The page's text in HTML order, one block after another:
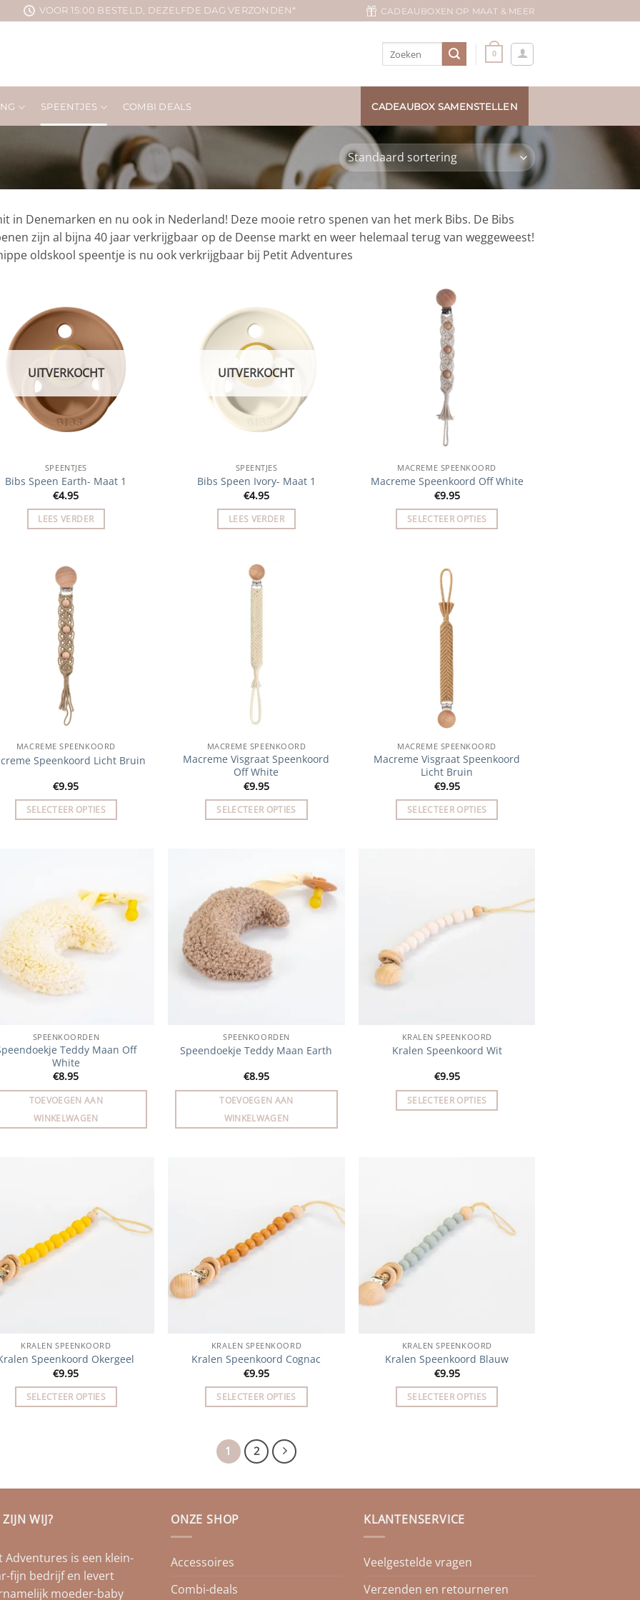
VOOR 15:00 BESTELD, DEZELFDE DAG VERZONDEN* CADEAUBOXEN OP MAAT & MEER
Zoeken
naar:
0
SPEENTJES CADEAUBOX SAMENSTELLEN
COMBI DEALS
in Denemarken en nu ook in Nederland! Deze mooie retro spenen van het merk Bibs. De Bibs
zijn al bijna 40 jaar verkrijgbaar op de Deense markt en weer helemaal terug van weggeweest!
oldskool speentje is nu ook verkrijgbaar bij Petit Adventures
UITVERKOCHT
SPEENTJES
Bibs Speen Earth- Maat 1
€4.95
LEES VERDER
UITVERKOCHT
SPEENTJES
Bibs Speen Ivory- Maat 1
€4.95
LEES VERDER
MACREME SPEENKOORD
Macreme Speenkoord Off White
€9.95
SELECTEER OPTIES
MACREME SPEENKOORD
Speenkoord Licht Bruin
€9.95
SELECTEER OPTIES
MACREME SPEENKOORD
Macreme Visgraat Speenkoord
Off White
€9.95
SELECTEER OPTIES
MACREME SPEENKOORD
Macreme Visgraat Speenkoord
Licht Bruin
€9.95
SELECTEER OPTIES
SPEENKOORDEN
Teddy Maan Off
White
€8.95
TOEVOEGEN AAN
WINKELWAGEN
SPEENKOORDEN
Speendoekje Teddy Maan Earth
€8.95
TOEVOEGEN AAN
WINKELWAGEN
KRALEN SPEENKOORD
Kralen Speenkoord Wit
€9.95
SELECTEER OPTIES
KRALEN SPEENKOORD
Speenkoord Okergeel
€9.95
SELECTEER OPTIES
KRALEN SPEENKOORD
Kralen Speenkoord Cognac
€9.95
SELECTEER OPTIES
KRALEN SPEENKOORD
Kralen Speenkoord Blauw
€9.95
SELECTEER OPTIES
1 2
WIJ?
Adventures is een klein-
fijn bedrijf en levert
moeder-baby
ONZE SHOP
Accessoires
Combi-deals
KLANTENSERVICE
Veelgestelde vragen
Verzenden en retourneren